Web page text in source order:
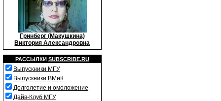
Гринберг (Макушкина)
Виктория Александровна
РАССЫЛКИ SUBSCRIBE.RU
Выпускники МГУ
Выпускники ВМиК
Долголетие и омоложение
Дайв-Клуб МГУ